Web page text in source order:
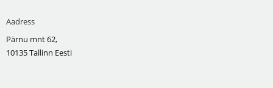
Aadress
Pärnu mnt 62,
10135 Tallinn Eesti